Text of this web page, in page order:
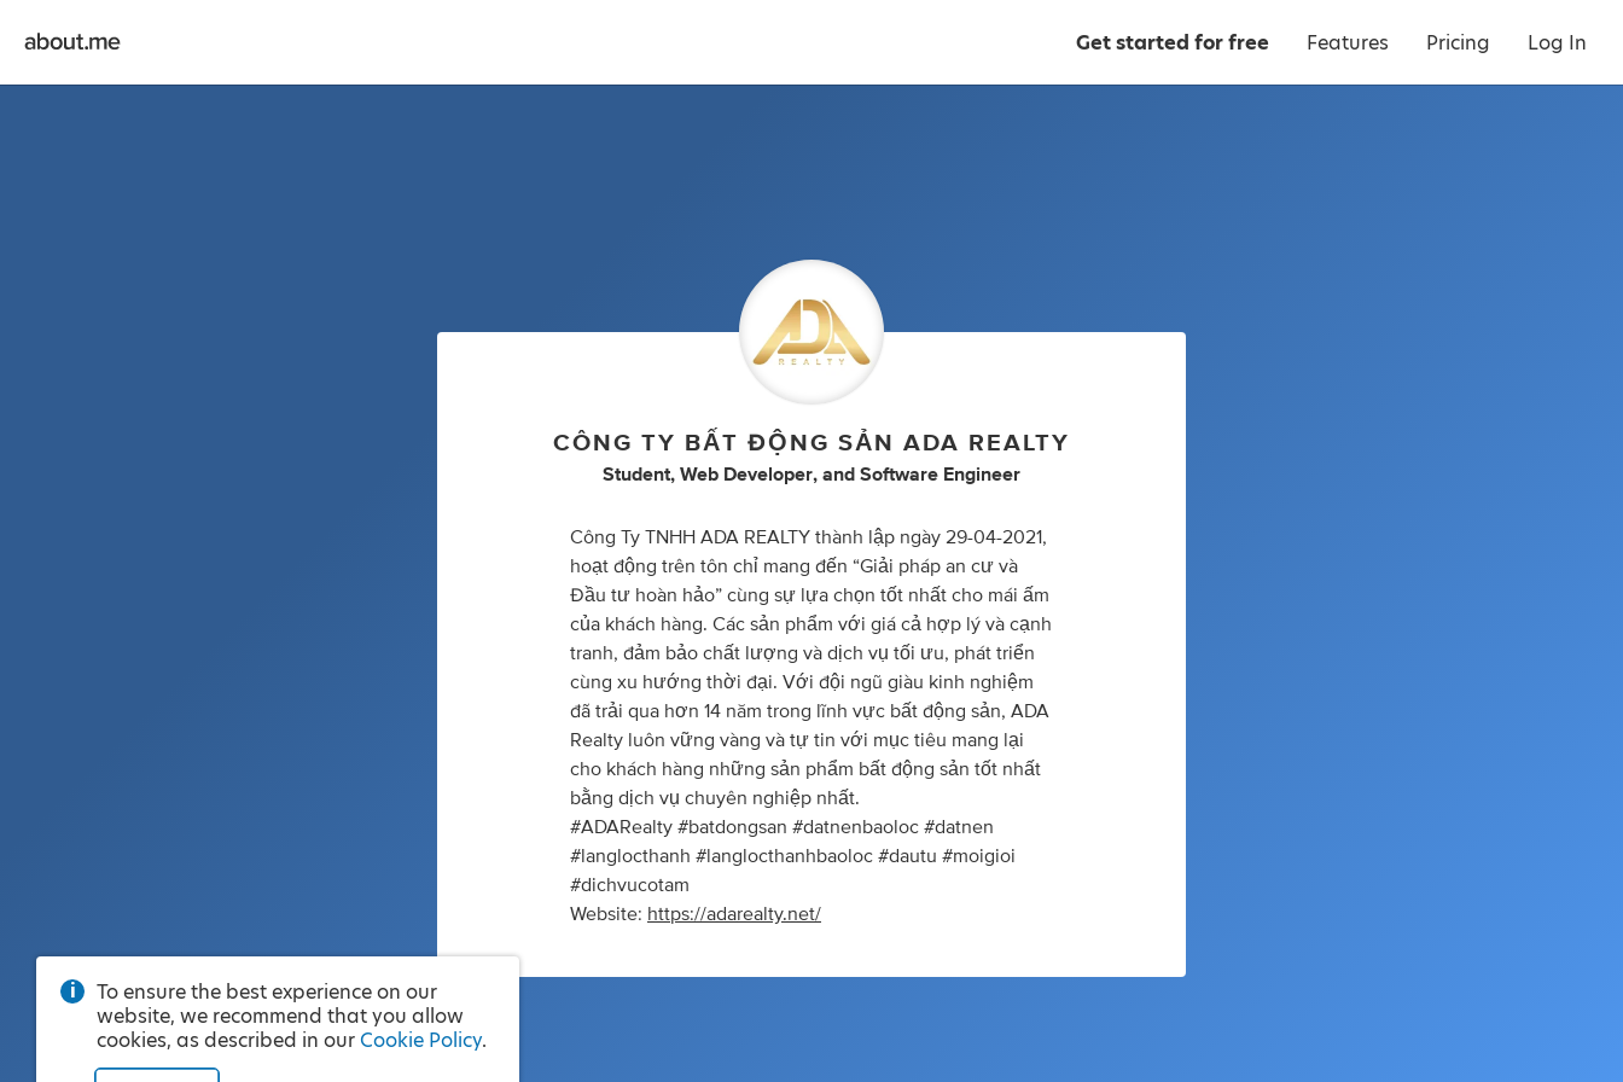
Get started for free Features Pricing Log In
CÔNG TY BẤT ĐỘNG SẢN ADA REALTY
Student, Web Developer, and Software Engineer
Công Ty TNHH ADA REALTY thành lập ngày 29-04-2021,
hoạt động trên tôn chỉ mang đến “Giải pháp an cư và
Đầu tư hoàn hảo” cùng sự lựa chọn tốt nhất cho mái ấm
của khách hàng. Các sản phẩm với giá cả hợp lý và cạnh
tranh, đảm bảo chất lượng và dịch vụ tối ưu, phát triển
cùng xu hướng thời đại. Với đội ngũ giàu kinh nghiệm
đã trải qua hơn 14 năm trong lĩnh vực bất động sản, ADA
Realty luôn vững vàng và tự tin với mục tiêu mang lại
cho khách hàng những sản phẩm bất động sản tốt nhất
bằng dịch vụ chuyên nghiệp nhất.
#ADARealty #batdongsan #datnenbaoloc #datnen
#langlocthanh #langlocthanhbaoloc #dautu #moigioi
#dichvucotam
Website: https://adarealty.net/
To ensure the best experience on our
website, we recommend that you allow
cookies, as described in our Cookie Policy.